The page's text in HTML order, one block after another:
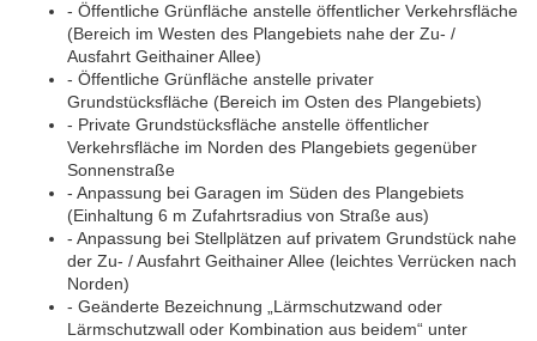
- Öffentliche Grünfläche anstelle öffentlicher Verkehrsfläche
(Bereich im Westen des Plangebiets nahe der Zu- /
Ausfahrt Geithainer Allee)
- Öffentliche Grünfläche anstelle privater
Grundstücksfläche (Bereich im Osten des Plangebiets)
- Private Grundstücksfläche anstelle öffentlicher
Verkehrsfläche im Norden des Plangebiets gegenüber
Sonnenstraße
- Anpassung bei Garagen im Süden des Plangebiets
(Einhaltung 6 m Zufahrtsradius von Straße aus)
- Anpassung bei Stellplätzen auf privatem Grundstück nahe
der Zu- / Ausfahrt Geithainer Allee (leichtes Verrücken nach
Norden)
- Geänderte Bezeichnung „Lärmschutzwand oder
Lärmschutzwall oder Kombination aus beidem“ unter